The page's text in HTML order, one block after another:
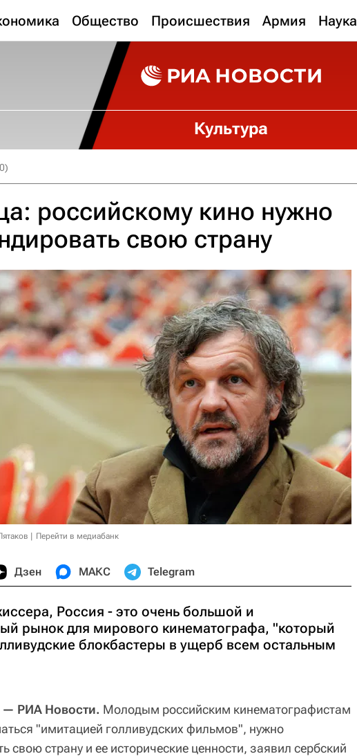
Общество Происшествия Армия Наука
Культура
российскому кино нужно
свою страну
Перейти в медиабанк
Дзен МАКС Telegram
Россия - это очень большой и
рынок для мирового кинематографа, "который
блокбастеры в ущерб всем остальным
РИА Новости. Молодым российским кинематографистам
"имитацией голливудских фильмов", нужно
свою страну и ее исторические ценности, заявил сербский